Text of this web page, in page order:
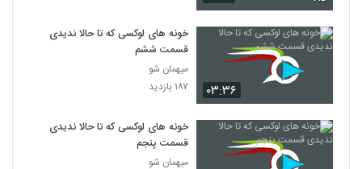
۰۳:۳۶
خونه های لوکسی که تا حالا ندیدی
قسمت ششم
میهمان شو
۱۸۷ بازدید
خونه های لوکسی که تا حالا ندیدی
قسمت پنجم
میهمان شو